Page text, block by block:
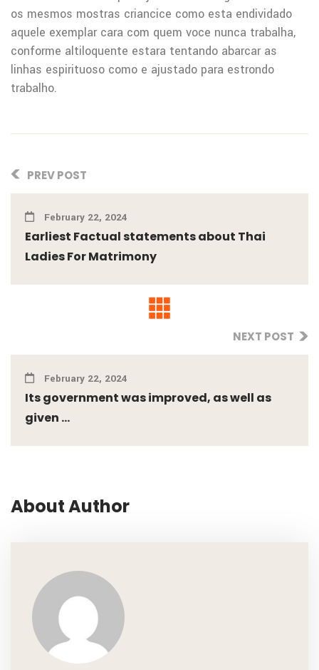
os mesmos mostras criancice como esta endividado
aquele exemplar cara com quem voce nunca trabalha,
conforme altiloquente estara tentando abarcar as
linhas espirituoso como e ajustado para estrondo
trabalho.
PREV POST
February 22, 2024
Earliest Factual statements about Thai
Ladies For Matrimony
NEXT POST
February 22, 2024
Its government was improved, as well as
given ...
About Author